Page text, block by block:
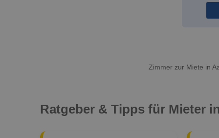
Zimmer zur Miete in
Ratgeber & Tipps für Mieter